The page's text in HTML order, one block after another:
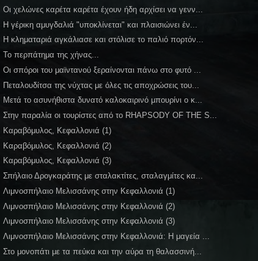
Οι χελώνες καρέτα καρέτα έχουν ήδη αρχίσει να γενν...
Η γέρικη αμυγδαλιά "υποκλίνεται" και πλαισιώνει έν...
Η κληματαριά αγκάλιασε και στόλισε το παλιό πορτόν...
Το περπάτημα της χήνας...
Οι σπόροι του μαϊντανού ξεραίνονται πάνω στο φυτό ...
Πεταλουδίτσα της νύχτας με όλες τις αποχρώσεις του...
Μετά το ασυνήθιστα δυνατό καλοκαιρινό μπουρίνι ο κ...
Στην παραλία οι τουρίστες από το RHAPSODY OF THE S...
Καραβόμυλος, Κεφαλλονιά (1)
Καραβόμυλος, Κεφαλλονιά (2)
Καραβόμυλος, Κεφαλλονιά (3)
Σπήλαιο Δρογκαράτης με σταλακτίτες, σταλαγμίτες κα...
Λιμνοσπήλαιο Μελισσάνης στην Κεφαλλονιά (1)
Λιμνοσπήλαιο Μελισσάνης στην Κεφαλλονιά (2)
Λιμνοσπήλαιο Μελισσάνης στην Κεφαλλονιά (3)
Λιμνοσπήλαιο Μελισσάνης στην Κεφαλλονιά: Η μαγεία ...
Στο μονοπάτι με τα πεύκα και την αύρα τη θαλασσινή...